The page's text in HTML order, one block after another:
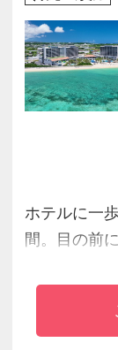
ホテルに一
間。目の前
シーンに合
ールや、ワ